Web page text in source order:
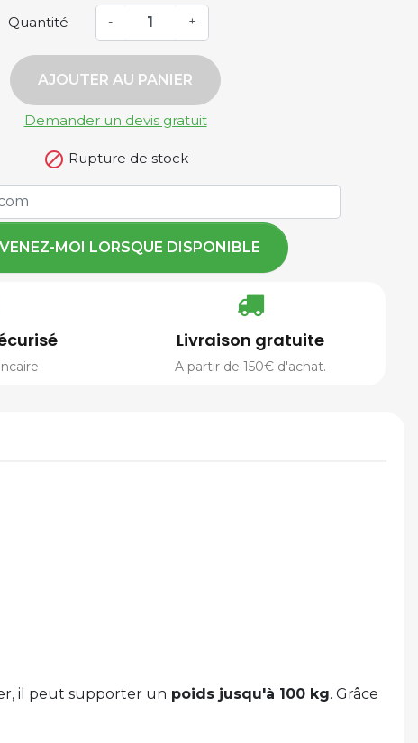
Quantité - +
AJOUTER AU PANIER
Demander un devis gratuit
 Rupture de stock
MOI LORSQUE DISPONIBLE
Livraison gratuite
A partir de 150€ d'achat.
il peut supporter un poids jusqu'à 100 kg. Grâce